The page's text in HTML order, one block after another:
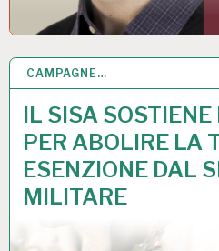
CAMPAGNE…
IL SISA
PER ABOLIRE LA
ESENZIONE DAL
MILITARE
30 APR 2026